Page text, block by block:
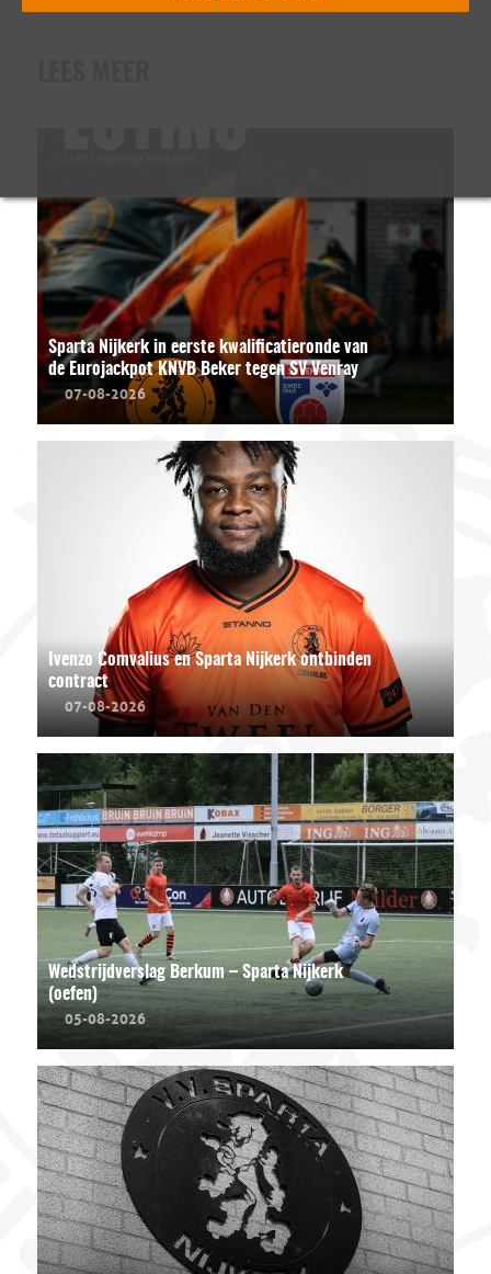
Sparta Nijkerk in eerste kwalificatieronde van
de Eurojackpot KNVB Beker tegen SV Venray
07-08-2026
Ivenzo Comvalius en Sparta Nijkerk ontbinden
contract
07-08-2026
Wedstrijdverslag Berkum – Sparta Nijkerk
(oefen)
05-08-2026